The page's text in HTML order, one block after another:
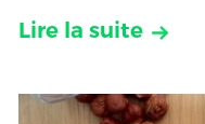
Lire la suite